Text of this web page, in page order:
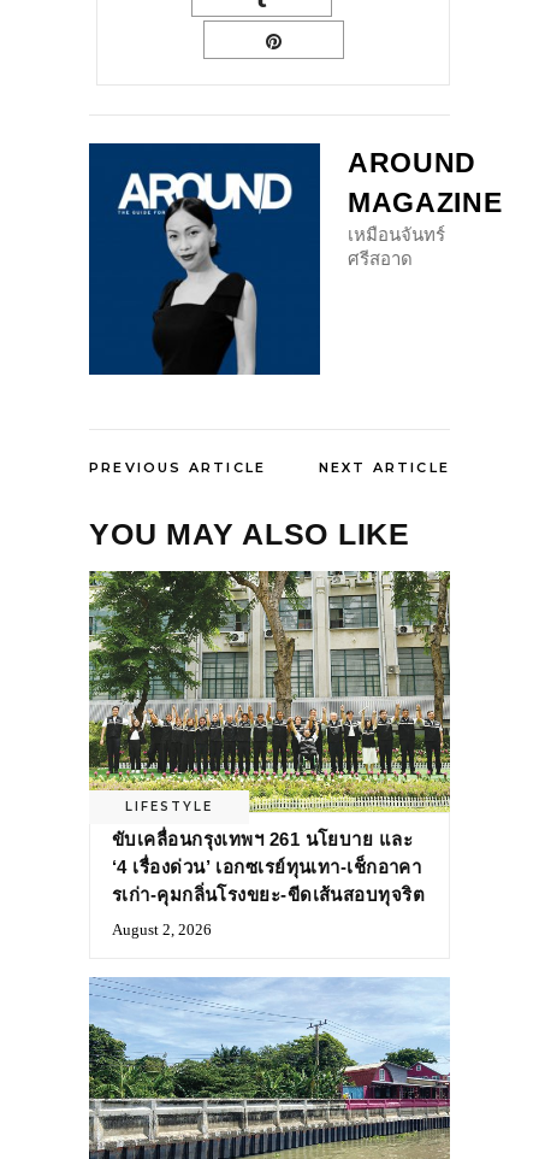
AROUND
MAGAZINE
เหมือนจันทร์
ศรีสอาด
PREVIOUS ARTICLE NEXT ARTICLE
YOU MAY ALSO LIKE
LIFESTYLE
ขับเคลื่อนกรุงเทพฯ 261 นโยบาย และ
‘4 เรื่องด่วน’ เอกซเรย์ทุนเทา-เช็กอาคา
รเก่า-คุมกลิ่นโรงขยะ-ขีดเส้นสอบทุจริต
August 2, 2026